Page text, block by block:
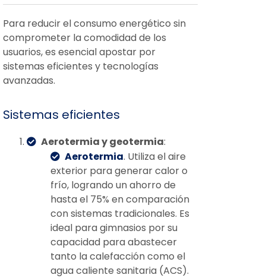
Para reducir el consumo energético sin
comprometer la comodidad de los
usuarios, es esencial apostar por
sistemas eficientes y tecnologías
avanzadas.
Sistemas eficientes
Aerotermia y geotermia:
Aerotermia. Utiliza el aire
exterior para generar calor o
frío, logrando un ahorro de
hasta el 75% en comparación
con sistemas tradicionales. Es
ideal para gimnasios por su
capacidad para abastecer
tanto la calefacción como el
agua caliente sanitaria (ACS).